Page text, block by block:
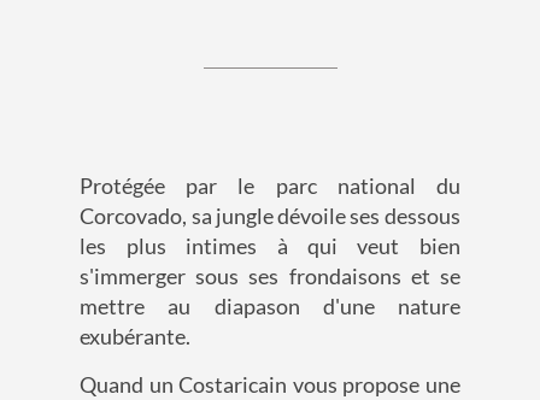
Protégée par le parc national du
Corcovado, sa jungle dévoile ses dessous
les plus intimes à qui veut bien
s'immerger sous ses frondaisons et se
mettre au diapason d'une nature
exubérante.
Quand un Costaricain vous propose une